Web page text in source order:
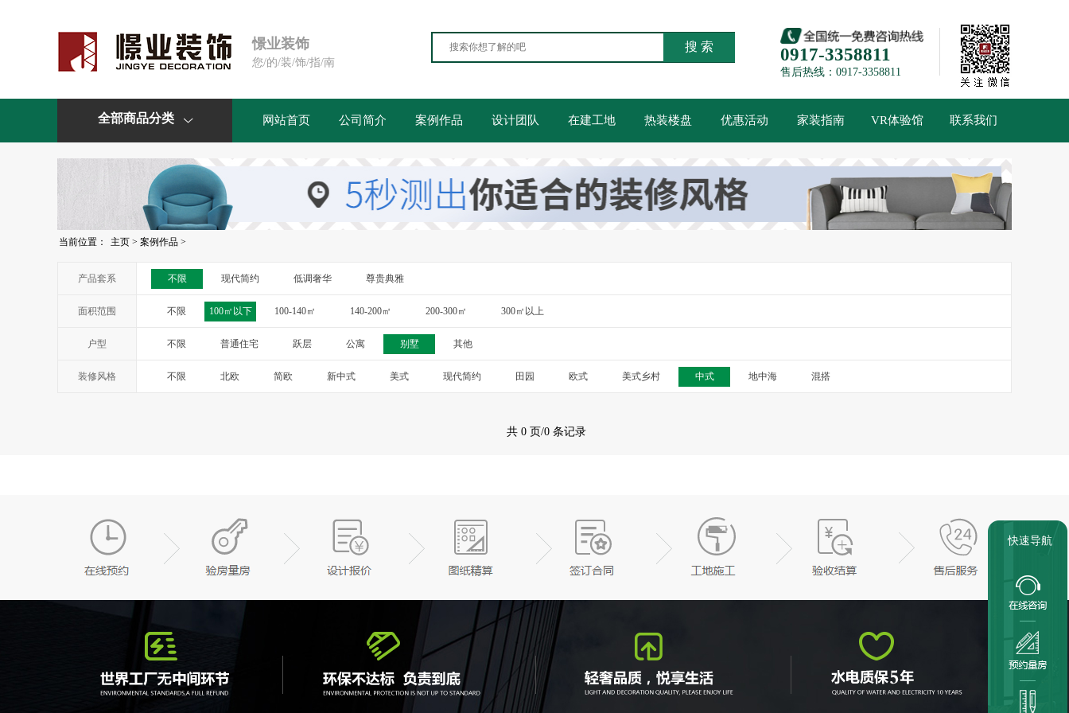
憬业装饰
您/的/装/饰/指/南 0917-3358811
售后热线：0917-3358811
搜 索
全部商品分类  网站首页 公司简介 案例作品 设计团队 在建工地 热装楼盘 优惠活动 家装指南 VR体验馆 联系我们
当前位置： 主页 > 案例作品 >
产品套系 不限 现代简约 低调奢华 尊贵典雅
面积范围 不限 100㎡以下 100-140㎡ 140-200㎡ 200-300㎡ 300㎡以上
户型 不限 普通住宅 跃层 公寓 别墅 其他
装修风格 不限 北欧 简欧 新中式 美式 现代简约 田园 欧式 美式乡村 中式 地中海 混搭
共 0 页/0 条记录
快速导航